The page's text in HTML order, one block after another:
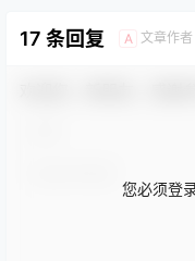
17 条回复 A 文章作者
您必须登